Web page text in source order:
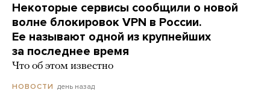
Некоторые сервисы сообщили о новой
волне блокировок VPN в России.
Ее называют одной из крупнейших
за последнее время
Что об этом известно
НОВОСТИ день назад